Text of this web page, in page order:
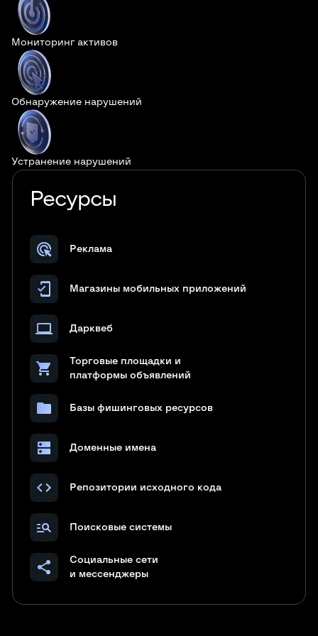
Мониторинг активов
Обнаружение нарушений
Устранение нарушений
Ресурсы
ads_click Реклама
mobile_friendly Магазины мобильных приложений
computer Дарквеб
shopping_cart
Торговые площадки и
платформы объявлений
folder Базы фишинговых ресурсов
dns Доменные имена
code Репозитории исходного кода
manage_search Поисковые системы
share
Социальные сети
и мессенджеры